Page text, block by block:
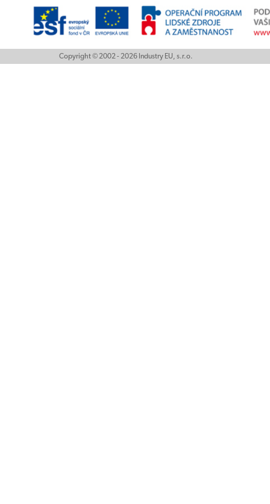
Copyright © 2002 - 2026 Industry EU, s.r.o.